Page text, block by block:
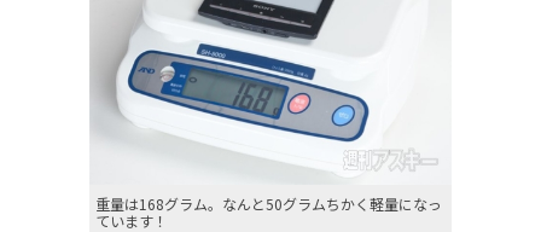
重量は168グラム。なんと50グラムちかく軽量になっ
ています！